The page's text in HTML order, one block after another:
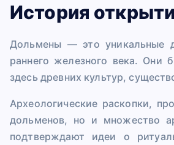
История
Дольмены — это уникальные
раннего железного века. Они
здесь древних культур,
Археологические раскопки,
дольменов, но и множество
подтверждают идеи о